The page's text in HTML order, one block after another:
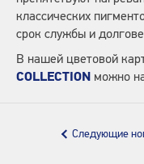
классических
срок службы и
В нашей цветовой
COLLECTION можно
Следующие